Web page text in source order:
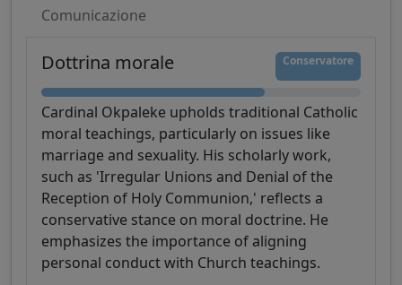
Comunicazione
Dottrina morale Conservatore
Cardinal Okpaleke upholds traditional Catholic
moral teachings, particularly on issues like
marriage and sexuality. His scholarly work,
such as 'Irregular Unions and Denial of the
Reception of Holy Communion,' reflects a
conservative stance on moral doctrine. He
emphasizes the importance of aligning
personal conduct with Church teachings.